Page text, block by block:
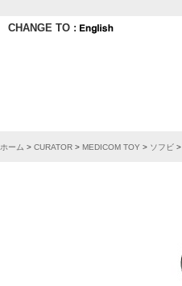
CHANGE TO :
ホーム > CURATOR > MEDICOM TOY > ソフビ >